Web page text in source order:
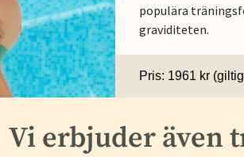
populära
graviditeten.
Pris: 1961 kr
Vi erbjuder även